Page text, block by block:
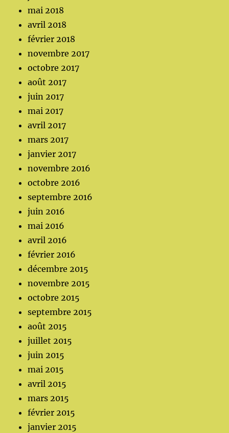
mai 2018
avril 2018
février 2018
novembre 2017
octobre 2017
août 2017
juin 2017
mai 2017
avril 2017
mars 2017
janvier 2017
novembre 2016
octobre 2016
septembre 2016
juin 2016
mai 2016
avril 2016
février 2016
décembre 2015
novembre 2015
octobre 2015
septembre 2015
août 2015
juillet 2015
juin 2015
mai 2015
avril 2015
mars 2015
février 2015
janvier 2015